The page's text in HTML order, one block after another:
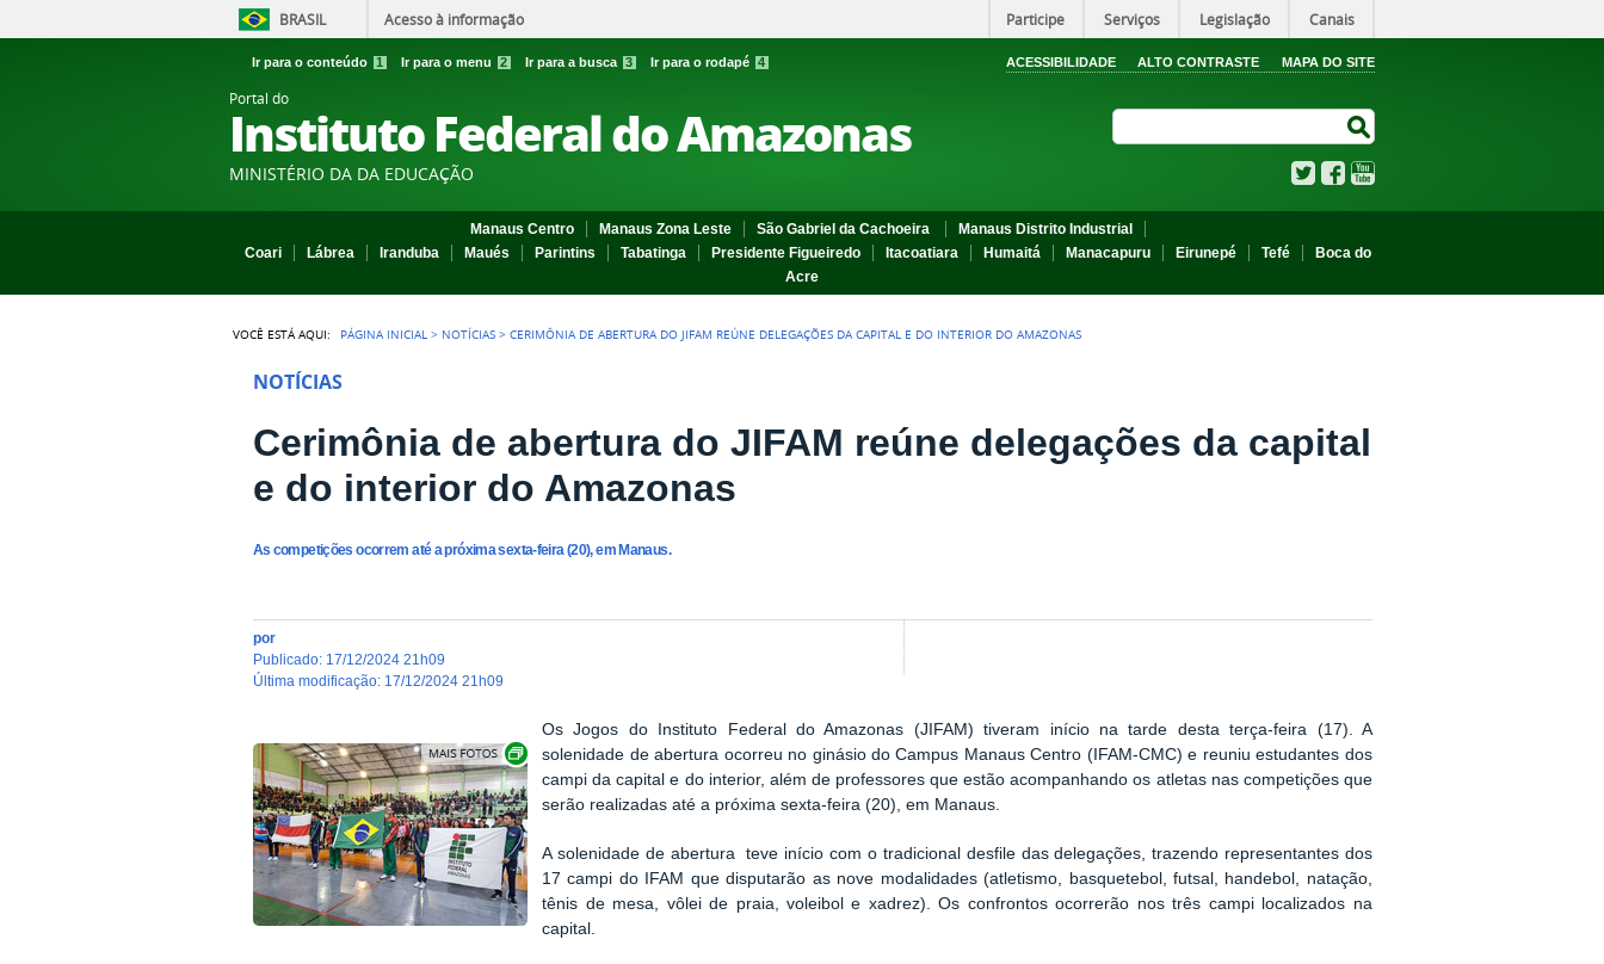
BRASIL Acesso à informação Participe Serviços Legislação Canais
Ir para o conteúdo 1 Ir para o menu 2 Ir para a busca 3 Ir para o rodapé 4 ACESSIBILIDADE ALTO CONTRASTE MAPA DO SITE
Portal do
Instituto Federal do Amazonas
MINISTÉRIO DA DA EDUCAÇÃO TwitterFacebook
Manaus Centro Manaus Zona Leste São Gabriel da Cachoeira
Manaus Distrito Industrial
Coari
Lábrea Iranduba Maués Parintins Tabatinga Presidente Figueiredo Itacoatiara Humaitá Manacapuru Eirunepé Tefé
Boca do
Acre
VOCÊ ESTÁ AQUI: PÁGINA INICIAL > NOTÍCIAS >CERIMÔNIA DE ABERTURA DO JIFAM REÚNE DELEGAÇÕES DA CAPITAL E DO INTERIOR DO AMAZONAS
NOTÍCIAS
Cerimônia de abertura do JIFAM reúne delegações da capital
e do interior do Amazonas
As competições ocorrem até a próxima sexta-feira (20), em Manaus.
por
publicado: 17/12/2024 21h09
última modificação: 17/12/2024 21h09
Show image carousel
Os Jogos do Instituto Federal do Amazonas (JIFAM) tiveram início na tarde desta terça-feira (17). A
solenidade de abertura ocorreu no ginásio do Campus Manaus Centro (IFAM-CMC) e reuniu estudantes dos
campi da capital e do interior, além de professores que estão acompanhando os atletas nas competições que
serão realizadas até a próxima sexta-feira (20), em Manaus.
A solenidade de abertura teve início com o tradicional desfile das delegações, trazendo representantes dos
17 campi do IFAM que disputarão as nove modalidades (atletismo, basquetebol, futsal, handebol, natação,
tênis de mesa, vôlei de praia, voleibol e xadrez). Os confrontos ocorrerão nos três campi localizados na
capital.